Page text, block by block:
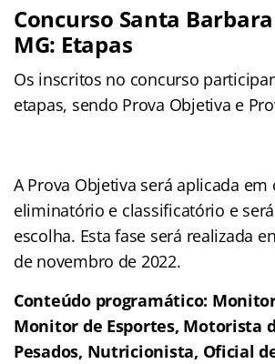
Concurso Santa
MG: Etapas
Os inscritos no concurso
etapas, sendo Prova Objetiva e
A Prova Objetiva será aplicada em
eliminatório e classificatório e
escolha. Esta fase será realizada
de novembro de 2022.
Conteúdo programático:
Monitor de Esportes, Motorista
Pesados, Nutricionista, Oficial